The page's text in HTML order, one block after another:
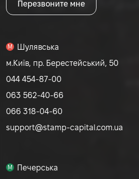
Перезвоните мне
M
Шулявська
м.Київ, пр. Берестейський, 50
044 454-87-00
063 562-40-66
066 318-04-60
support@stamp-capital.com.ua
M
Печерська